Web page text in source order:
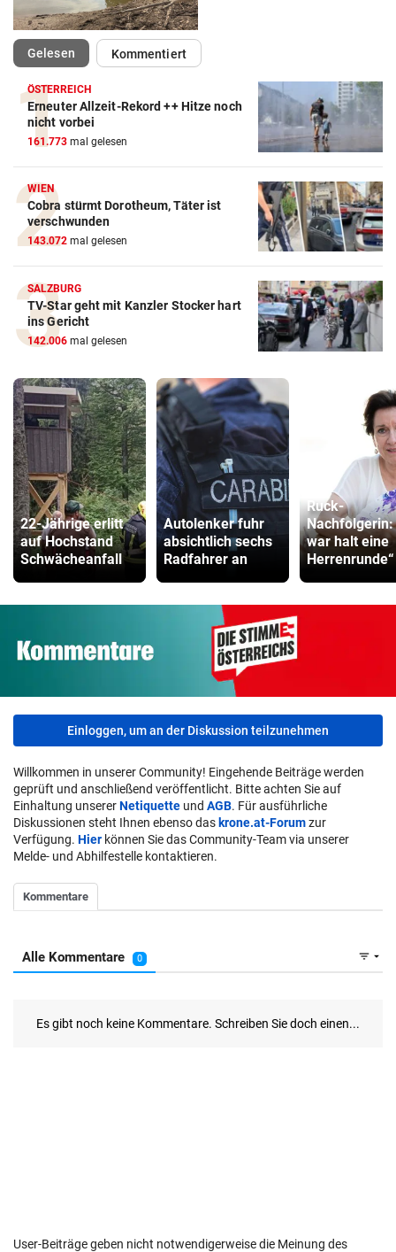
Gelesen(ausgewählt)Kommentiert
ÖSTERREICH
Erneuter Allzeit-Rekord ++ Hitze noch
nicht vorbei
161.773 mal gelesen
WIEN
Cobra stürmt Dorotheum, Täter ist
verschwunden
143.072 mal gelesen
SALZBURG
TV-Star geht mit Kanzler Stocker hart
ins Gericht
142.006 mal gelesen
22-Jährige erlitt
auf Hochstand
Schwächeanfall
Autolenker fuhr
absichtlich sechs
Radfahrer an
Ruck-
Nachfolgerin:
war halt eine
Herrenrunde“
Einloggen, um an der Diskussion teilzunehmen
Willkommen in unserer Community! Eingehende Beiträge werden
geprüft und anschließend veröffentlicht. Bitte achten Sie auf
Einhaltung unsererNetiquette und AGB. Für ausführliche
Diskussionen steht Ihnen ebenso das krone.at-Forumzur
Verfügung. Hier können Sie das Community-Team via unserer
Melde- und Abhilfestelle kontaktieren.
User-Beiträge geben nicht notwendigerweise die Meinung des